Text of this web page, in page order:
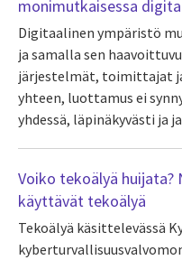
monimutkaisessa
Digitaalinen ympäristö
ja samalla sen
järjestelmät, toimittajat
yhteen, luottamus ei
yhdessä, läpinäkyvästi ja
Voiko tekoälyä
käyttävät tekoälyä
Tekoälyä käsittelevässä